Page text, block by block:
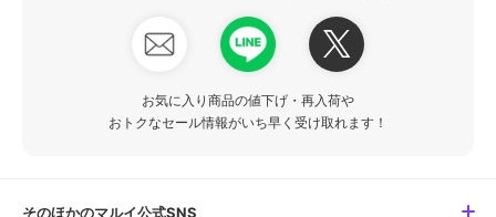
お気に入り商品の値下げ・再入荷や
おトクなセール情報がいち早く受け取れます！
そのほかのマルイ公式SNS